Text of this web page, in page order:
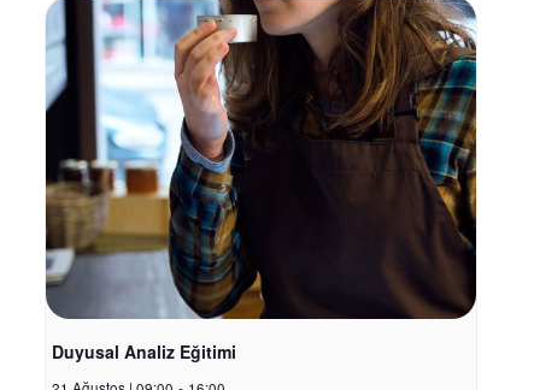
Duyusal Analiz Eğitimi